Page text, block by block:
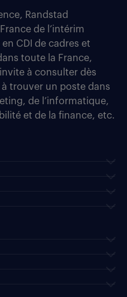
Randstad
de l’intérim
CDI de cadres et
toute la France,
à consulter dès
trouver un poste dans
de l’informatique,
et de la finance, etc.